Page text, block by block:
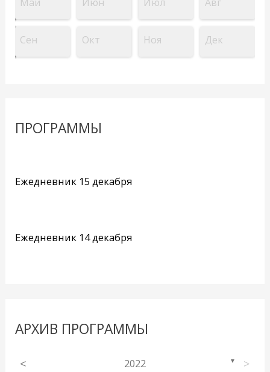
Сен Окт Ноя Дек
ПРОГРАММЫ
Ежедневник 15 декабря
Ежедневник 14 декабря
АРХИВ ПРОГРАММЫ
< 2022 ▼ >